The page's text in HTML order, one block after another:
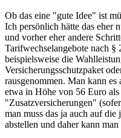
Ob das eine "gute Idee" ist
Ich persönlich hätte das eher
und vorher eher andere
Tarifwechselangebote nach
beispielsweise die
Versicherungsschutzpaket
rausgenommen. Man kann
etwa in Höhe von 56 Euro
"Zusatzversicherungen"
man muss das ja auch auf
abstellen und daher kann